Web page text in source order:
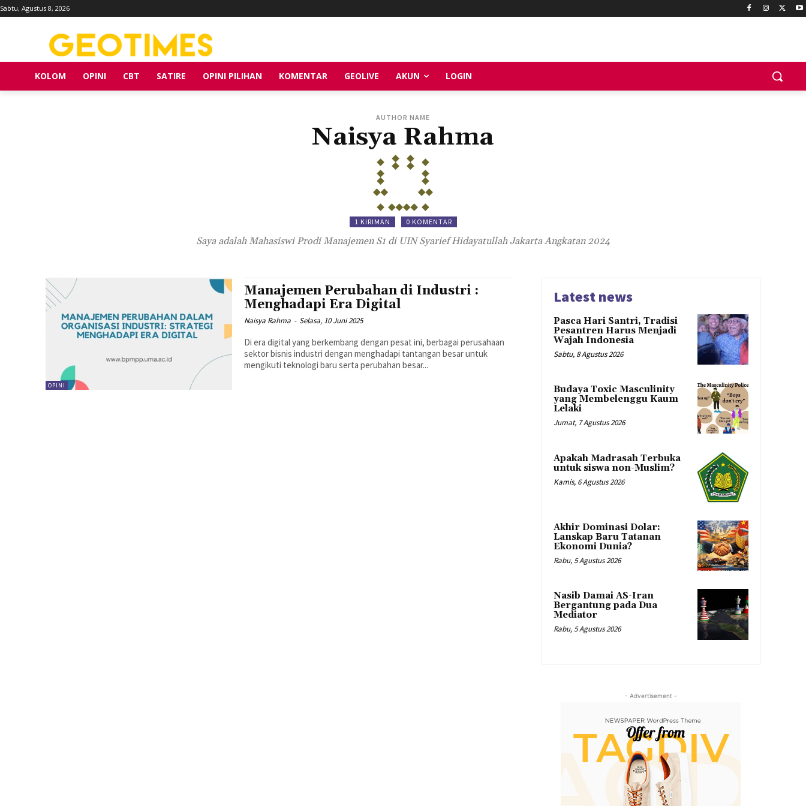
Sabtu, Agustus 8, 2026
KOLOM OPINI CBT SATIRE OPINI PILIHAN KOMENTAR GEOLIVE AKUN LOGIN
AUTHOR NAME
Naisya Rahma
1 KIRIMAN 0 KOMENTAR
Saya adalah Mahasiswi Prodi Manajemen S1 di UIN Syarief Hidayatullah Jakarta Angkatan 2024
OPINI
Manajemen Perubahan di Industri :
Menghadapi Era Digital
Naisya Rahma - Selasa, 10 Juni 2025
Di era digital yang berkembang dengan pesat ini, berbagai perusahaan
sektor bisnis industri dengan menghadapi tantangan besar untuk
mengikuti teknologi baru serta perubahan besar...
Latest news
Pasca Hari Santri, Tradisi
Pesantren Harus Menjadi
Wajah Indonesia
Sabtu, 8 Agustus 2026
Budaya Toxic Masculinity
yang Membelenggu Kaum
Lelaki
Jumat, 7 Agustus 2026
Apakah Madrasah Terbuka
untuk siswa non-Muslim?
Kamis, 6 Agustus 2026
Akhir Dominasi Dolar:
Lanskap Baru Tatanan
Ekonomi Dunia?
Rabu, 5 Agustus 2026
Nasib Damai AS-Iran
Bergantung pada Dua
Mediator
Rabu, 5 Agustus 2026
- Advertisement -